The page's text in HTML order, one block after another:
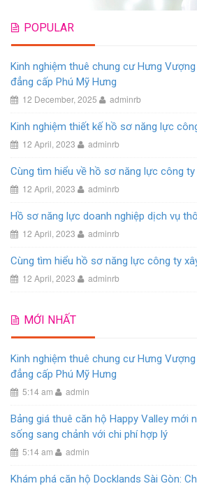
POPULAR
Kinh nghiệm thuê chung cư Hưng
đẳng cấp Phú Mỹ Hưng
12 December, 2025 adminrb
Kinh nghiệm thiết kế hồ sơ năng lực
12 April, 2023 adminrb
Cùng tìm hiểu về hồ sơ năng lực công
12 April, 2023 adminrb
Hồ sơ năng lực doanh nghiệp dịch vụ
12 April, 2023 adminrb
Cùng tìm hiểu hồ sơ năng lực công ty
12 April, 2023 adminrb
MỚI NHẤT
Kinh nghiệm thuê chung cư Hưng
đẳng cấp Phú Mỹ Hưng
5:14 am admin
Bảng giá thuê căn hộ Happy Valley mới
sống sang chảnh với chi phí hợp lý
5:14 am admin
Khám phá căn hộ Docklands Sài Gòn: